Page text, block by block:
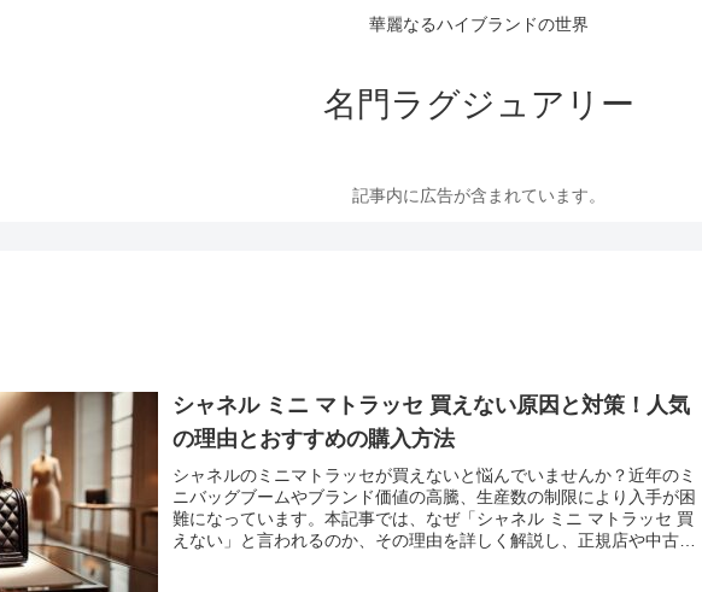
華麗なるハイブランドの世界
名門ラグジュアリー
記事内に広告が含まれています。
シャネル ミニ マトラッセ 買えない原因と対策！人気
の理由とおすすめの購入方法
シャネルのミニマトラッセが買えないと悩んでいませんか？近年のミ
ニバッグブームやブランド価値の高騰、生産数の制限により入手が困
難になっています。本記事では、なぜ「シャネル ミニ マトラッセ 買
えない」と言われるのか、その理由を詳しく解説し、正規店や中古市